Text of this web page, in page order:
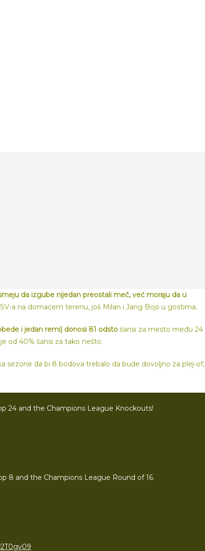
da izgube nijedan preostali meč, već moraju da u
a na domaćem terenu, još Milan i Jang Bojs u gostima.
i jedan remi) donosi 81 odsto šansi za mesto među 24
od 40% šansi za tako nešto.
sezone da bi 8 bodova trebalo da bude dovoljno za plej-of,
24 and the Champions League Knockouts!
8 and the Champions League Round of 16.